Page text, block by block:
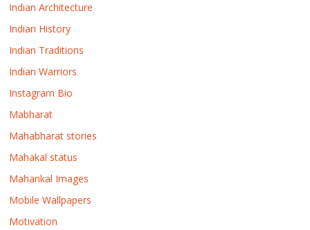
Indian Architecture
Indian History
Indian Traditions
Indian Warriors
Instagram Bio
Mabharat
Mahabharat stories
Mahakal status
Mahankal Images
Mobile Wallpapers
Motivation